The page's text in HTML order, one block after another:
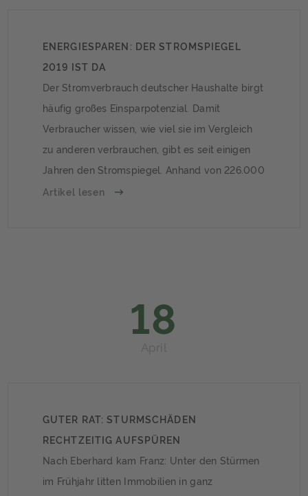
ENERGIESPAREN: DER STROMSPIEGEL
2019 IST DA
Der Stromverbrauch deutscher Haushalte birgt
häufig großes Einsparpotenzial. Damit
Verbraucher wissen, wie viel sie im Vergleich
zu anderen verbrauchen, gibt es seit einigen
Jahren den Stromspiegel. Anhand von 226.000
Verbrauchsdaten und aktuellen Studien
Artikel lesen
18
April
GUTER RAT: STURMSCHÄDEN
RECHTZEITIG AUFSPÜREN
Nach Eberhard kam Franz: Unter den Stürmen
im Frühjahr litten Immobilien in ganz